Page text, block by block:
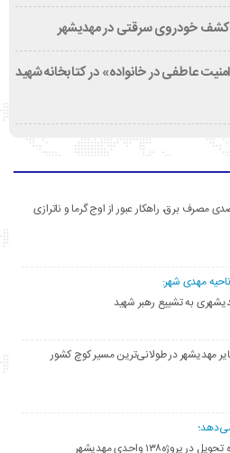
امنیت عاطفی در خانواده» در کتابخانه شهید
۱۰ درصدی مصرف برق، راهکار عبور از اوج گرما و ناترازی
مهدی شهر:
مهدیشهر در طولانی‌ترین مسیر کوچ کشور